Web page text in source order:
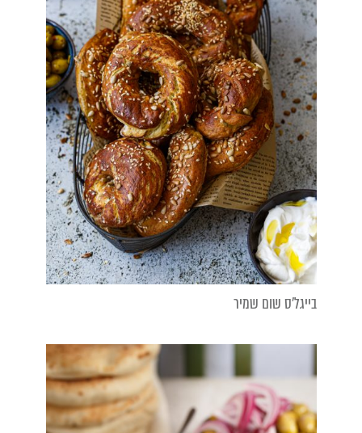
בייגל'ס שום שמיר